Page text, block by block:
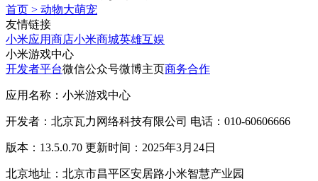
首页 > 动物大萌宠
友情链接
小米应用商店小米商城英雄互娱
小米游戏中心
开发者平台微信公众号微博主页商务合作
应用名称：小米游戏中心
开发者：北京瓦力网络科技有限公司 电话：010-60606666
版本：13.5.0.70 更新时间：2025年3月24日
北京地址：北京市昌平区安居路小米智慧产业园